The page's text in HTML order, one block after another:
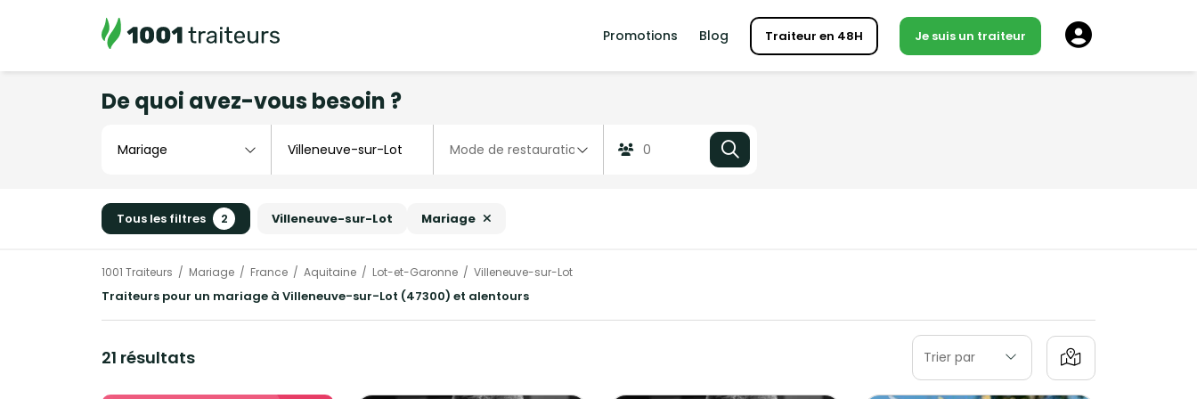
Promotions Blog Traiteur en 48H Je suis un traiteur
De quoi avez-vous besoin ?
Tous les filtres 2 Villeneuve-sur-Lot Mariage
1001 Traiteurs Mariage France Aquitaine Lot-et-Garonne Villeneuve-sur-Lot
Traiteurs pour un mariage à Villeneuve-sur-Lot (47300) et alentours
21 résultats Trier par